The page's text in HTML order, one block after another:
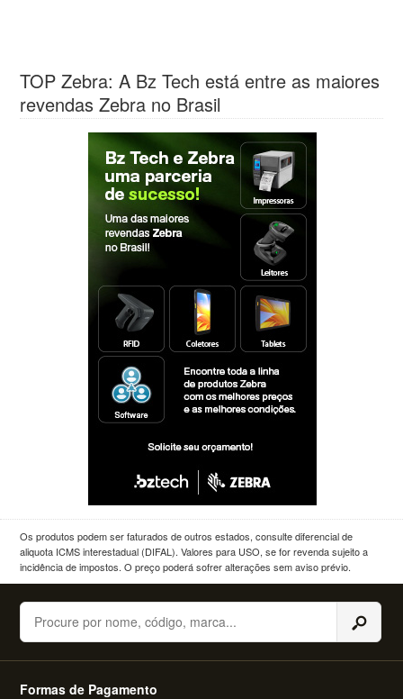
TOP Zebra: A Bz Tech está entre as maiores
revendas Zebra no Brasil
Os produtos podem ser faturados de outros estados, consulte diferencial de
aliquota ICMS interestadual (DIFAL). Valores para USO, se for revenda sujeito a
incidência de impostos. O preço poderá sofrer alterações sem aviso prévio.
Buscar
Formas de Pagamento